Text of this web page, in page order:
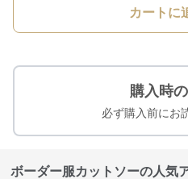
カートに
購入時
必ず購入前にお
ボーダー服カットソーの人気